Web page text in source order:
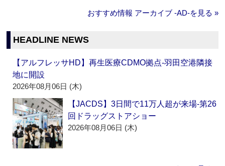
おすすめ情報 アーカイブ ‐AD‐を見る »
HEADLINE NEWS
【アルフレッサHD】再生医療CDMO拠点‐羽田空港隣接
地に開設
2026年08月06日 (木)
【JACDS】3日間で11万人超が来場‐第26
回ドラッグストアショー
2026年08月06日 (木)